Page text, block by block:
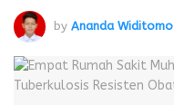
by Ananda Widitomo